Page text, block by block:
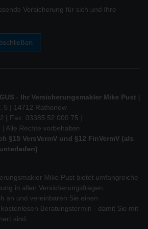
Versicherung für sich und Ihre
- Ihr Versicherungsmakler Mike Pust |
5 | 14712 Rathenow
| Fax: 03385 52 000 75 |
| Alle Rechte vorbehalten
§15 VersVermV und §12 FinVermV (als
Mike Pust bietet umfangreiche
in allen Versicherungsfragen.
an und vereinbaren Sie einen
Beratungstermin - damit Sie mit
sind.